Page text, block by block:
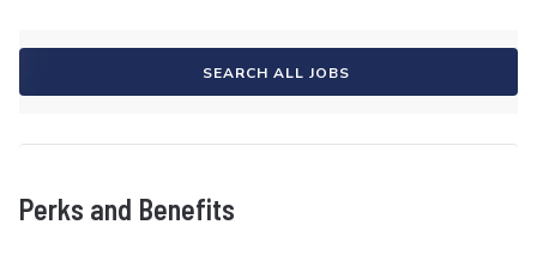
SEARCH ALL JOBS
Perks and Benefits